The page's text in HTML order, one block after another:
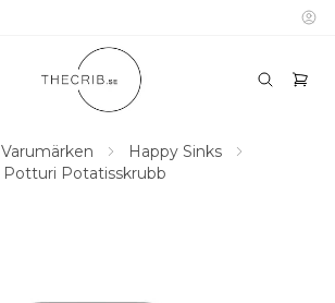
Varumärken
Happy Sinks
Potturi Potatisskrubb